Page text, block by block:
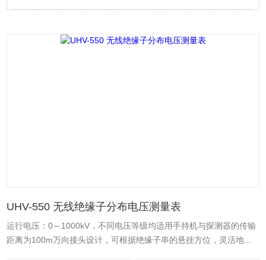
UHV-550 无线绝缘子分布电压测量表
运行电压：0～1000kV，不同电压等级均适用手持机与探测器的传输
距离为100m万向接头设计，可根据绝缘子串的悬挂方位，灵活地调